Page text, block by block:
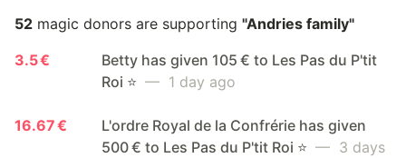
52 magic donors are supporting "Andries family"
3.5 €
Betty has given 105 € to Les Pas du P'tit
Roi ⭐️ — 1 day ago
16.67 €
L'ordre Royal de la Confrérie has given
500 € to Les Pas du P'tit Roi ⭐️ — 3 days